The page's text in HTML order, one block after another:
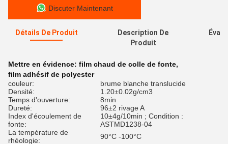
Discuter Maintenant
Détails De Produit
Description De
Produit
Mettre en évidence: film chaud de colle de fonte,
film adhésif de polyester
couleur:
brume blanche translucide
Densité:
1.20±0.02g/cm3
Temps d'ouverture:
8min
Dureté:
96±2 rivage A
Index d'écoulement de
fonte:
10±4g/10min ; Condition :
ASTMD1238-04
La température de
rhéologie:
90°C -100°C